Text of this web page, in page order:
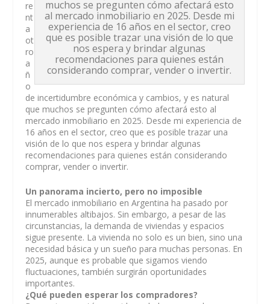
muchos se pregunten cómo afectará esto
al mercado inmobiliario en 2025. Desde mi
experiencia de 16 años en el sector, creo
que es posible trazar una visión de lo que
nos espera y brindar algunas
recomendaciones para quienes están
considerando comprar, vender o invertir.
re
nt
a
ot
ro
a
ñ
o
de incertidumbre económica y cambios, y es natural
que muchos se pregunten cómo afectará esto al
mercado inmobiliario en 2025. Desde mi experiencia de
16 años en el sector, creo que es posible trazar una
visión de lo que nos espera y brindar algunas
recomendaciones para quienes están considerando
comprar, vender o invertir.
Un panorama incierto, pero no imposible
El mercado inmobiliario en Argentina ha pasado por
innumerables altibajos. Sin embargo, a pesar de las
circunstancias, la demanda de viviendas y espacios
sigue presente. La vivienda no solo es un bien, sino una
necesidad básica y un sueño para muchas personas. En
2025, aunque es probable que sigamos viendo
fluctuaciones, también surgirán oportunidades
importantes.
¿Qué pueden esperar los compradores?